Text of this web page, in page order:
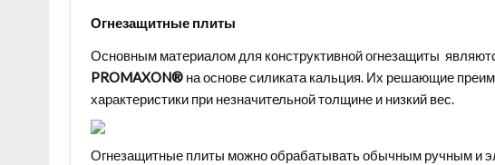
Огнезащитные плиты
Основным материалом для конструктивной огнезащиты
PROMAXON® на основе силиката кальция. Их решающие
характеристики при незначительной толщине и низкий вес.
Огнезащитные плиты можно обрабатывать обычным ручным и